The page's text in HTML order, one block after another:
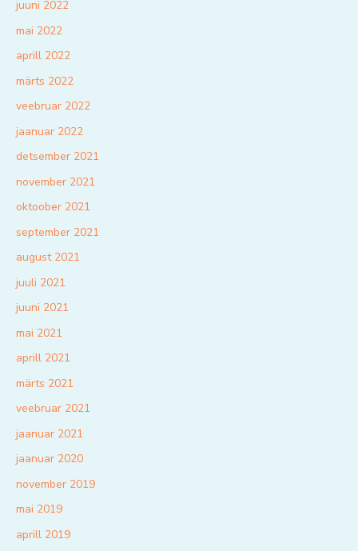
juuni 2022
mai 2022
aprill 2022
märts 2022
veebruar 2022
jaanuar 2022
detsember 2021
november 2021
oktoober 2021
september 2021
august 2021
juuli 2021
juuni 2021
mai 2021
aprill 2021
märts 2021
veebruar 2021
jaanuar 2021
jaanuar 2020
november 2019
mai 2019
aprill 2019